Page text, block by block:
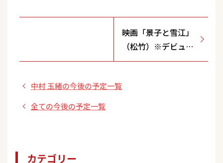
映画「景子と雪江」
（松竹）※デビュー
作品
中村 玉緒の今後の予定一覧
全ての今後の予定一覧
カテゴリー